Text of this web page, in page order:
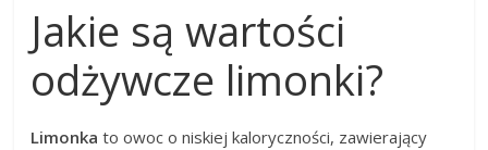
Jakie są wartości
odżywcze limonki?
Limonka to owoc o niskiej kaloryczności, zawierający